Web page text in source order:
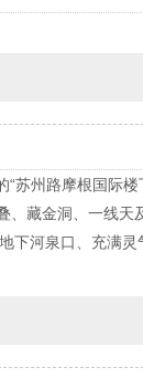
苏州路摩根国际楼
、藏金洞、一线天
下河泉口、充满